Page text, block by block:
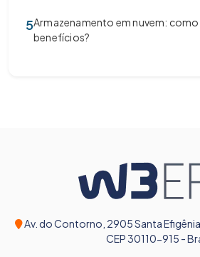
5Armazenamento em nuvem:
benefícios?
Av. do Contorno, 2905 Santa
CEP 30110-915 -